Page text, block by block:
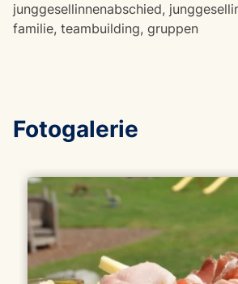
junggesellinnenabschied,
familie, teambuilding, gruppen
Fotogalerie